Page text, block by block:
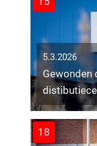
5.3.2026
Gewonden
18